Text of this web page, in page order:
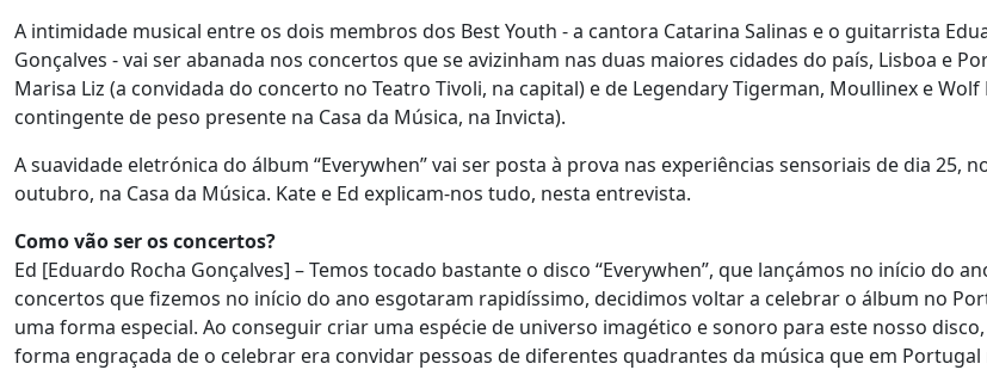
A intimidade musical entre os dois membros dos Best Youth - a cantora Catarina Salinas e o guitarrista
Gonçalves - vai ser abanada nos concertos que se avizinham nas duas maiores cidades do país, Lisboa e
Marisa Liz (a convidada do concerto no Teatro Tivoli, na capital) e de Legendary Tigerman, Moullinex e
contingente de peso presente na Casa da Música, na Invicta).
A suavidade eletrónica do álbum “Everywhen” vai ser posta à prova nas experiências sensoriais de dia 25,
outubro, na Casa da Música. Kate e Ed explicam-nos tudo, nesta entrevista.
Como vão ser os concertos?
Ed [Eduardo Rocha Gonçalves] – Temos tocado bastante o disco “Everywhen”, que lançámos no início do
concertos que fizemos no início do ano esgotaram rapidíssimo, decidimos voltar a celebrar o álbum no
uma forma especial. Ao conseguir criar uma espécie de universo imagético e sonoro para este nosso
forma engraçada de o celebrar era convidar pessoas de diferentes quadrantes da música que em